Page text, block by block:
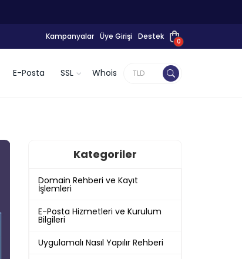
Kampanyalar Üye Girişi Destek
0
E-Posta SSL Whois
Kategoriler
Domain Rehberi ve Kayıt
İşlemleri
E-Posta Hizmetleri ve Kurulum
Bilgileri
Uygulamalı Nasıl Yapılır Rehberi